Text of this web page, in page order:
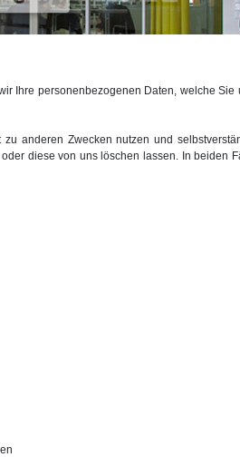
Ihre personenbezogenen Daten, welche Sie
anderen Zwecken nutzen und
diese von uns löschen lassen. In beiden